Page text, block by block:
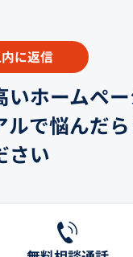
に返信
ホームペー
ルで悩んだ
さい